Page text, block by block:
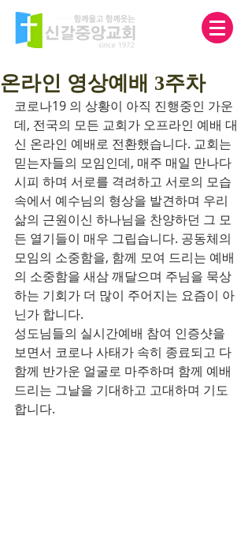
온라인 영상예배 3주차
코로나19 의 상황이 아직 진행중인 가운
데, 전국의 모든 교회가 오프라인 예배 대
신 온라인 예배로 전환했습니다. 교회는
믿는자들의 모임인데, 매주 매일 만나다
시피 하며 서로를 격려하고 서로의 모습
속에서 예수님의 형상을 발견하며 우리
삶의 근원이신 하나님을 찬양하던 그 모
든 열기들이 매우 그립습니다. 공동체의
모임의 소중함을, 함께 모여 드리는 예배
의 소중함을 새삼 깨달으며 주님을 묵상
하는 기회가 더 많이 주어지는 요즘이 아
닌가 합니다.
성도님들의 실시간예배 참여 인증샷을
보면서 코로나 사태가 속히 종료되고 다
함께 반가운 얼굴로 마주하며 함께 예배
드리는 그날을 기대하고 고대하며 기도
합니다.